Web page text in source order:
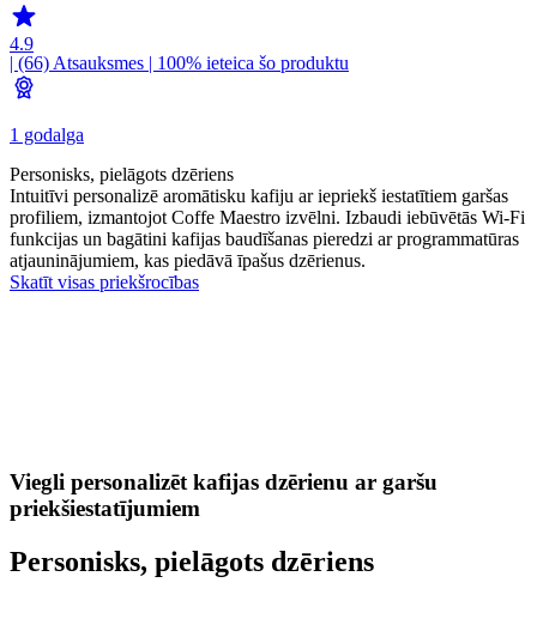
4.9
| (66) Atsauksmes | 100% ieteica šo produktu
1 godalga
Personisks, pielāgots dzēriens
Intuitīvi personalizē aromātisku kafiju ar iepriekš iestatītiem garšas
profiliem, izmantojot Coffe Maestro izvēlni. Izbaudi iebūvētās Wi-Fi
funkcijas un bagātini kafijas baudīšanas pieredzi ar programmatūras
atjauninājumiem, kas piedāvā īpašus dzērienus.
Skatīt visas priekšrocības
Viegli personalizēt kafijas dzērienu ar garšu
priekšiestatījumiem
Personisks, pielāgots dzēriens